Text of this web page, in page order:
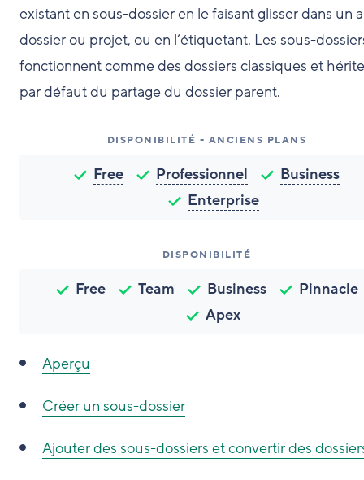
existant en sous-dossier en le faisant glisser dans un
dossier ou projet, ou en l’étiquetant. Les sous-
fonctionnent comme des dossiers classiques et
par défaut du partage du dossier parent.
DISPONIBILITÉ - ANCIENS PLANS
Free Professionnel
Business
Enterprise
DISPONIBILITÉ
Free Team Business
Pinnacle
Apex
Aperçu
Créer un sous-dossier
Ajouter des sous-dossiers et convertir des